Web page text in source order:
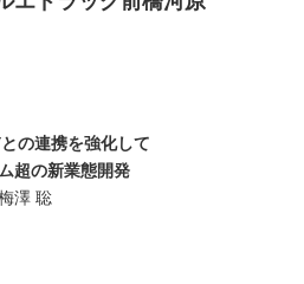
の連携を強化して
超の新業態開発
澤 聡